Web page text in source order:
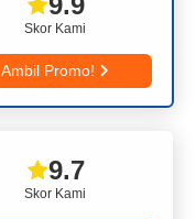
Skor Kami
Ambil Promo!
Skor Kami
9.7